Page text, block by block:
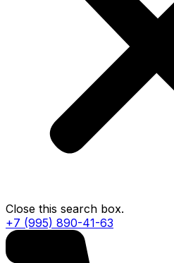
Close this search box.
+7 (995) 890-41-63